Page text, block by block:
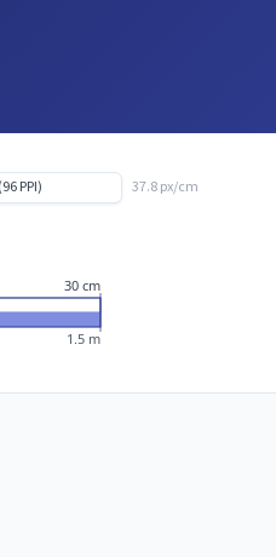
37.8 px/cm
30 cm
1.5 m